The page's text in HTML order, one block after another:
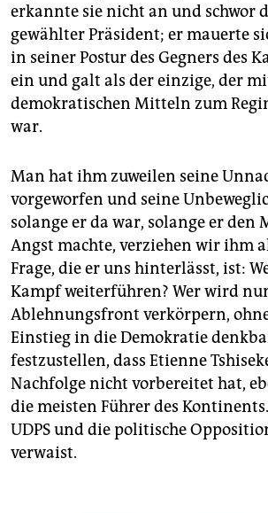
erkannte sie nicht an und schwor
gewählter Präsident; er mauerte
in seiner Postur des Gegners des
ein und galt als der einzige, der
demokratischen Mitteln zum
war.
Man hat ihm zuweilen seine
vorgeworfen und seine
solange er da war, solange er den
Angst machte, verziehen wir ihm
Frage, die er uns hinterlässt, ist:
Kampf weiterführen? Wer wird
Ablehnungsfront verkörpern,
Einstieg in die Demokratie
festzustellen, dass Etienne
Nachfolge nicht vorbereitet hat,
die meisten Führer des
UDPS und die politische
verwaist.